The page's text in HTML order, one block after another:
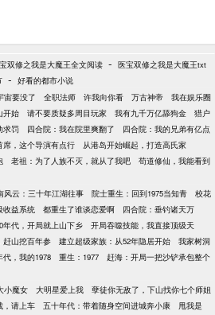
的年代，书写自己的传奇！
双修之我是大魔王全文阅读 - 医宝双修之我是大魔王txt
- 好看的都市小说
宙要没了 全职法师 许我向你看 万古神帝
我在娱乐圈
开始 请不要质疑多周目玩家 我有九千万亿舔狗金
猎户
求罚 四合院：我在院里爽翻了
四合院：我的兄弟有亿点
席，这个导演有点行
从港岛开始崛起，打造高氏家
老祖：为了人族不灭，就从了我吧
苟道修仙，我能看到
风云：三十年江湖往事 院士重生：回到1975当知青
校花
收益系统 都重生了谁谈恋爱啊
四合院：垂钓诸天万
年代，开局就上山下乡
开局吞噬技能，我直接顶级天
赶山挖百年参 建立超级家族：从52年隐居开始
我家树洞
代，我的1978 重生：1977
赶海：开局一把沙铲承包整个
小魔女 大明星爱上我
孽徒你无敌了，下山找你七个师姐
，请上车 五十年代：带着随身空间进城奔小康
甩我是